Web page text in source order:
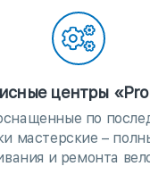
центры
по
мастерские –
и ремонта